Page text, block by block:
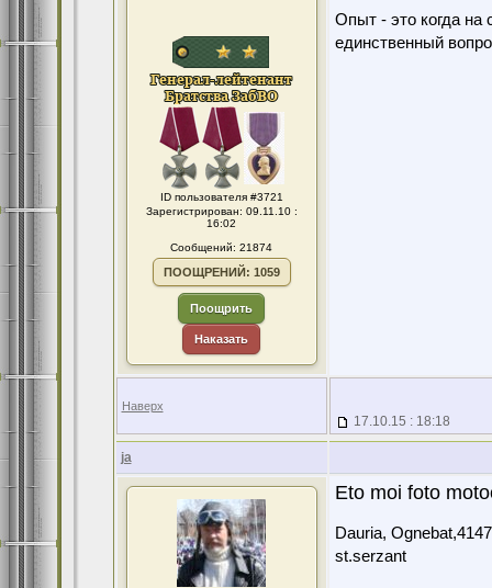
ID пользователя #3721
Зарегистрирован: 09.11.10 :
16:02
Сообщений: 21874
ПООЩРЕНИЙ: 1059
Поощрить
Наказать
Опыт - это когда на
единственный
Наверх
17.10.15 : 18:18
ja
Eto moi foto
Dauria,
st.serzant